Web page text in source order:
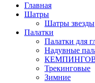
Главная
Шатры
Шатры звезды
Палатки
Палатки для
Надувные
Трекинговые
Зимние